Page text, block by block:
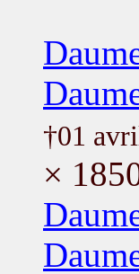
†01
×